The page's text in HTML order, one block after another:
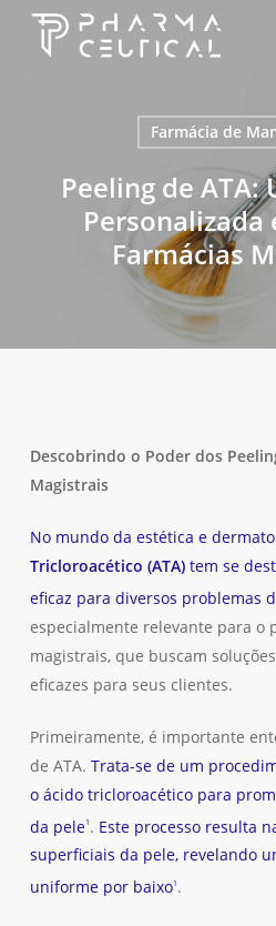
Carrinho
Farmácia de
Peeling de ATA:
Personalizada
Farmácias
Descobrindo o Poder dos
Magistrais
No mundo da estética e
Tricloroacético (ATA)tem se
eficaz para diversos problemas
especialmente relevante para o
magistrais, que buscam
eficazes para seus clientes.
Primeiramente, é importante
de ATA. Trata-se de um
o ácido tricloroacético para
da pele1 . Este processo resulta
superficiais da pele, revelando
uniforme por baixo1 .